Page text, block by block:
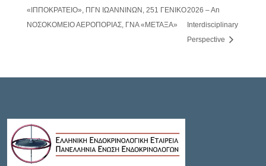
«ΙΠΠΟΚΡΑΤΕΙΟ», ΠΓΝ ΙΩΑΝΝΙΝΩΝ, 251 ΓΕΝΙΚΟ
ΝΟΣΟΚΟΜΕΙΟ ΑΕΡΟΠΟΡΙΑΣ, ΓΝΑ «ΜΕΤΑΞΑ»
2026 – An
Interdisciplinary
Perspective